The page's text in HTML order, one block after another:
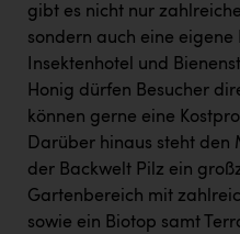
gibt es nicht nur
sondern auch eine
Insektenhotel und
Honig dürfen Besucher
können gerne eine
Darüber hinaus steht den
der Backwelt Pilz ein
Gartenbereich mit
sowie ein Biotop samt